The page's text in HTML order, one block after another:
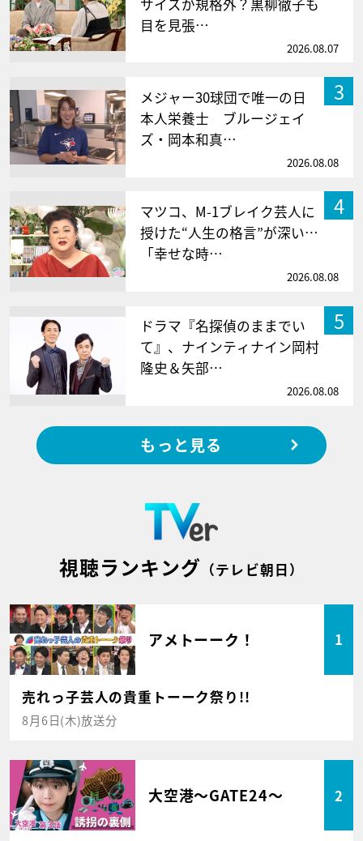
サイズが規格外？黒柳徹子も
目を見張…
2026.08.07
3
メジャー30球団で唯一の日
本人栄養士 ブルージェイ
ズ・岡本和真…
2026.08.08
4
マツコ、M-1ブレイク芸人に
授けた“人生の格言”が深い…
「幸せな時…
2026.08.08
5
ドラマ『名探偵のままでい
て』、ナインティナイン岡村
隆史＆矢部…
2026.08.08
もっと見る
視聴ランキング （テレビ朝日）
アメトーーク！ 1
売れっ子芸人の貴重トーーク祭り!!
8月6日(木)放送分
大空港～GATE24～ 2